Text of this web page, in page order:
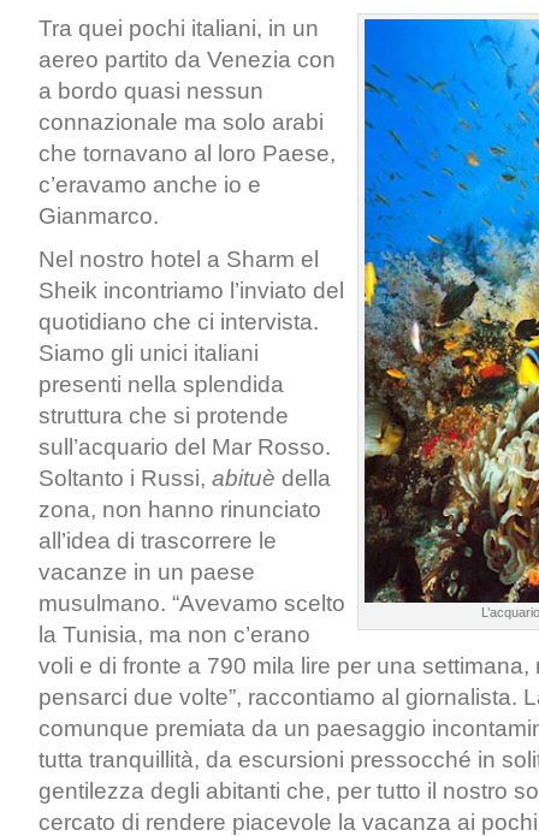
Tra quei pochi italiani, in un
aereo partito da Venezia con
a bordo quasi nessun
connazionale ma solo arabi
che tornavano al loro Paese,
c’eravamo anche io e
Gianmarco.
Nel nostro hotel a Sharm el
Sheik incontriamo l’inviato del
quotidiano che ci intervista.
Siamo gli unici italiani
presenti nella splendida
struttura che si protende
sull’acquario del Mar Rosso.
Soltanto i Russi, abituè della
zona, non hanno rinunciato
all’idea di trascorrere le
vacanze in un paese
musulmano. “Avevamo scelto
la Tunisia, ma non c’erano
voli e di fronte a 790 mila lire per una settimana,
pensarci due volte”, raccontiamo al giornalista.
comunque premiata da un paesaggio
tutta tranquillità, da escursioni pressocché in
gentilezza degli abitanti che, per tutto il nostro
cercato di rendere piacevole la vacanza ai